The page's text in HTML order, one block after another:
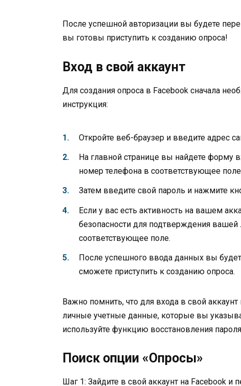
После успешной авторизации вы будете
вы готовы приступить к созданию опроса!
Вход в свой аккаунт
Для создания опроса в Facebook сначала
инструкция:
Откройте веб-браузер и введите адрес
На главной странице вы найдете форму
номер телефона в соответствующее
Затем введите свой пароль и нажмите
Если у вас есть активность на вашем
безопасности для подтверждения
соответствующее поле.
После успешного ввода данных вы
сможете приступить к созданию опроса.
Важно помнить, что для входа в свой
личные учетные данные, которые вы
используйте функцию восстановления
Поиск опции «Опросы»
Шаг 1: Зайдите в свой аккаунт на Facebook и